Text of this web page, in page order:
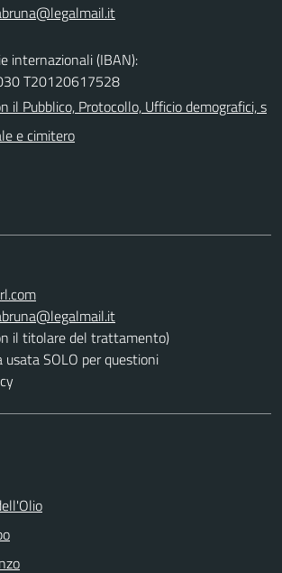
internazionali (IBAN):
T20120617528
il Pubblico, Protocollo, Ufficio demografici, s
e cimitero
il titolare del trattamento)
usata SOLO per questioni